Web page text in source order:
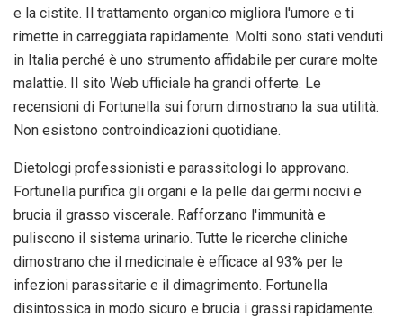
e la cistite. Il trattamento organico migliora l'umore e ti
rimette in carreggiata rapidamente. Molti sono stati venduti
in Italia perché è uno strumento affidabile per curare molte
malattie. Il sito Web ufficiale ha grandi offerte. Le
recensioni di Fortunella sui forum dimostrano la sua utilità.
Non esistono controindicazioni quotidiane.
Dietologi professionisti e parassitologi lo approvano.
Fortunella purifica gli organi e la pelle dai germi nocivi e
brucia il grasso viscerale. Rafforzano l'immunità e
puliscono il sistema urinario. Tutte le ricerche cliniche
dimostrano che il medicinale è efficace al 93% per le
infezioni parassitarie e il dimagrimento. Fortunella
disintossica in modo sicuro e brucia i grassi rapidamente.